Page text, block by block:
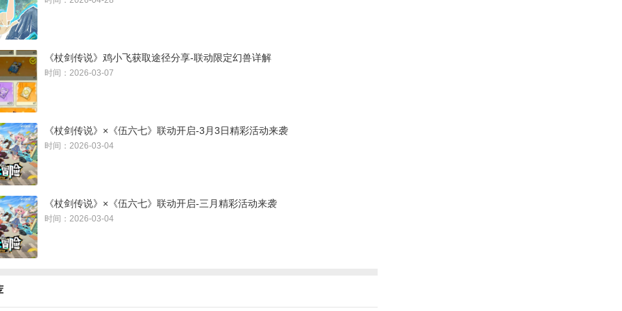
《杖剑传说》鸡小飞获取途径分享-联动限定幻兽详解
时间：2026-03-07
《杖剑传说》×《伍六七》联动开启-3月3日精彩活动来袭
时间：2026-03-04
《杖剑传说》×《伍六七》联动开启-三月精彩活动来袭
时间：2026-03-04